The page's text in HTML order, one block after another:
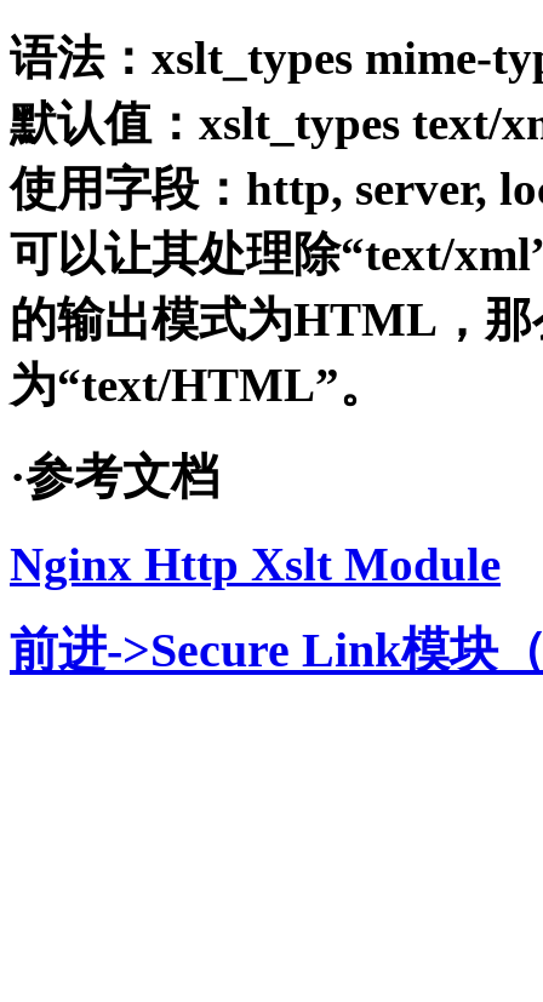
语法：xslt_types mime-
默认值：xslt_types text/
使用字段：http, server,
可以让其处理除“text/
的输出模式为HTML，
为“text/HTML”。
·参考文档
Nginx Http Xslt Module
前进->Secure Link模块